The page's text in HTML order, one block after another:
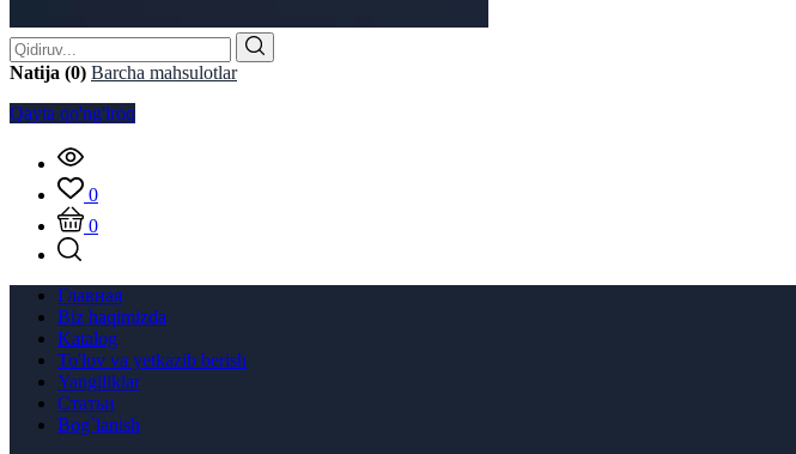
Natija (0) Barcha mahsulotlar
Qayta qo'ng'iroq
0
0
Главная
Biz haqimizda
Katalog
To'lov va yetkazib berish
Yangiliklar
Статьи
Bog`lanish